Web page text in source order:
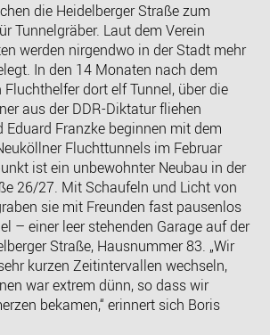
die Heidelberger Straße zum
Tunnelgräber. Laut dem Verein
werden nirgendwo in der Stadt mehr
In den 14 Monaten nach dem
dort elf Tunnel, über die
aus der DDR-Diktatur fliehen
Eduard Franzke beginnen mit dem
Fluchttunnels im Februar
ist ein unbewohnter Neubau in der
26/27. Mit Schaufeln und Licht von
sie mit Freunden fast pausenlos
– einer leer stehenden Garage auf der
Straße, Hausnummer 83. „Wir
kurzen Zeitintervallen wechseln,
war extrem dünn, so dass wir
bekamen,“ erinnert sich Boris